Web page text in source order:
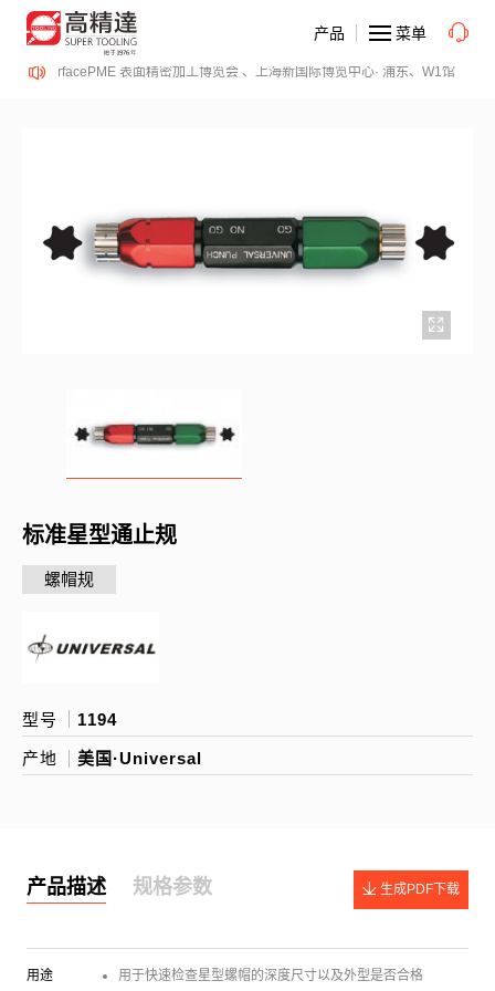
日、SurfacePME 表面精密加工博览会 、上海新国际博览中心· 浦东、W1馆E21
产品 菜单
标准星型通止规
螺帽规
型号 1194
产地 美国·Universal
产品描述 规格参数 生成PDF下载
用途 用于快速检查星型螺帽的深度尺寸以及外型是否合格